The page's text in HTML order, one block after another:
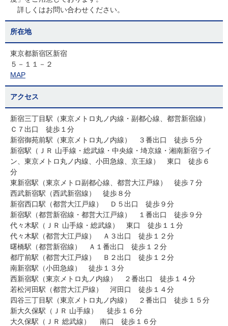
詳しくはお問い合わせください。
所在地
東京都新宿区新宿
５－１１－２
MAP
アクセス
新宿三丁目駅（東京メトロ丸ノ内線・副都心線、都営新宿線）
Ｃ７出口 徒歩１分
新宿御苑前駅（東京メトロ丸ノ内線） ３番出口 徒歩５分
新宿駅（ＪＲ 山手線・総武線・中央線・埼京線・湘南新宿ライ
ン、東京メトロ丸ノ内線、小田急線、京王線） 東口 徒歩６
分
東新宿駅（東京メトロ副都心線、都営大江戸線） 徒歩７分
西武新宿駅（西武新宿線） 徒歩８分
新宿西口駅（都営大江戸線） Ｄ５出口 徒歩９分
新宿駅（都営新宿線・都営大江戸線） １番出口 徒歩９分
代々木駅（ＪＲ 山手線・総武線） 東口 徒歩１１分
代々木駅（都営大江戸線） Ａ３出口 徒歩１２分
曙橋駅（都営新宿線） Ａ１番出口 徒歩１２分
都庁前駅（都営大江戸線） Ｂ２出口 徒歩１２分
南新宿駅（小田急線） 徒歩１３分
西新宿駅（東京メトロ丸ノ内線） ２番出口 徒歩１４分
若松河田駅（都営大江戸線） 河田口 徒歩１４分
四谷三丁目駅（東京メトロ丸ノ内線） ２番出口 徒歩１５分
新大久保駅（ＪＲ 山手線） 徒歩１６分
大久保駅（ＪＲ 総武線） 南口 徒歩１６分